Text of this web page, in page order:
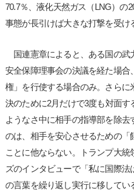
70.7％、液化天然ガス（LNG）の
事態が長引けば大きな打撃を受け
国連憲章によると、ある国の武
安全保障理事会の決議を経た場
権」を行使する場合のみ。さら
決のために2月だけで3度も対面
ようなさ中に相手の指導部を除
のは、相手を安心させるための「
ことに他ならない。トランプ大
ズのインタビューで「私に国際
の言葉を繰り返し実行に移して